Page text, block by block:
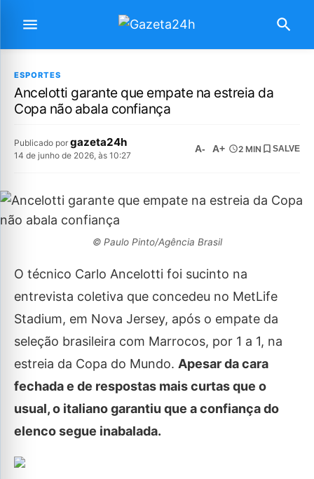
ESPORTES
Ancelotti garante que empate na estreia da
Copa não abala confiança
Publicado por gazeta24h
14 de junho de 2026, às 10:27
A- A+ 2 MIN SALVE
© Paulo Pinto/Agência Brasil
O técnico Carlo Ancelotti foi sucinto na
entrevista coletiva que concedeu no MetLife
Stadium, em Nova Jersey, após o empate da
seleção brasileira com Marrocos, por 1 a 1, na
estreia da Copa do Mundo. Apesar da cara
fechada e de respostas mais curtas que o
usual, o italiano garantiu que a confiança do
elenco segue inabalada.